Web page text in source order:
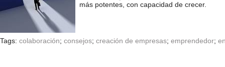
más potentes, con capacidad de crecer.
Tags: colaboración; consejos; creación de empresas; emprendedor;